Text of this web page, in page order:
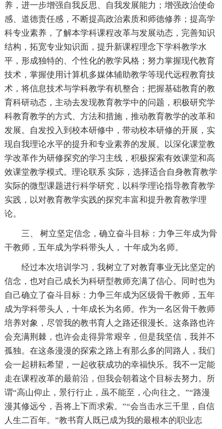
养，进一步增强自我反思、自我发展能力；增强政治使命
感、道德责任感，不断提高政治素质和师德修养；提高学
科专业素养，了解本学科课程改革与发展动态，完善知识
结构，拓宽专业知识面，提升新课程理念下学科教学水
平，形成独特的、个性化的教学风格；努力掌握现代教育
技术，掌握使用计算机多媒体辅助教学等现代远程教育技
术，将信息技术与学科教学有机整合；把握基础教育的教
育科研动态，主动去发现教育教学中的问题，积极研究学
科教育教学的方式、方法和措施，推动教育教学的改革和
发展。自发投入到校本研修中，带动校本研修的开展，实
现自我理论水平的提升和专业素养的发展。以深化课堂教
学改革作为研修探究的学习主线，积极探索有效课堂和高
效课堂教学模式。理论联系 实际，选择适合自身教育教学
实际的微型课题进行科学研究，以科学理论指导教育教学
实践，以对教育教学实践的探究丰富和提升教育教学理
论。
三、 树立坚定信念，确立奋斗目标：力争三年成为骨
干教师，五年成为学科带头人， 十年成为名师。
经过本次培训学习，我树立了对教育事业无比坚定的
信念，也对自己成长为科研型教师充满了信心。同时也为
自己确立了奋斗目标：力争三年成为区级骨干教师，五年
成为学科带头人，十年成长为名师。作为一名区骨干教师
培养对象，尽管我的教书育人之路还很漫长。这条路也许
会充满荆棘，也许会走得异常艰辛，但是我坚信，我并不
孤独。在这条漫漫的探索之路上有那么多的同路人，我们
会一起耕耘希望，一起收获成功的幸福快乐。我不一定能
走在课程改革的最前沿，但我会朝着这个目标去努力。所
谓“高山仰止，景行行止，虽不能至，心向往之。”“路漫
漫其修远兮，吾将上下而求索。”“会当击水三千里，自信
人生二百年。”教书育人既已成为我的最根本的职业志